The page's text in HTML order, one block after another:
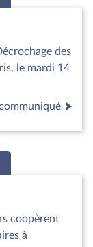
des
le mardi 14
coopèrent
à